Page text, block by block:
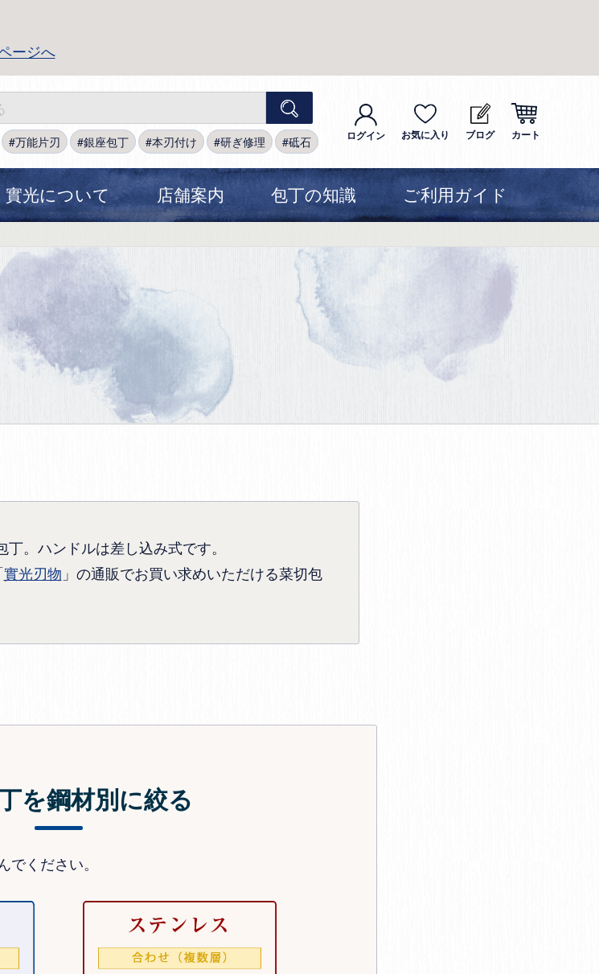
ージへ
万能片刃 銀座包丁 本刃付け 研ぎ修理 砥石 ログイン お気に入り ブログ カート
實光について 店舗案内 包丁の知識 ご利用ガイド
。ハンドルは差し込み式です。
實光刃物 」の通販でお買い求めいただける菜切包
を鋼材別に絞る
ください。